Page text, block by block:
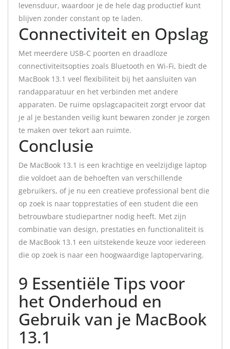
levensduur, waardoor je de hele dag productief kunt
blijven zonder constant op te laden.
Connectiviteit en Opslag
Met meerdere USB-C poorten en draadloze
connectiviteitsopties zoals Bluetooth en Wi-Fi, biedt de
MacBook 13.1 veel flexibiliteit bij het aansluiten van
randapparatuur en het verbinden met andere
apparaten. De ruime opslagcapaciteit zorgt ervoor dat
je al je bestanden veilig kunt bewaren zonder je zorgen
te maken over tekort aan ruimte.
Conclusie
De MacBook 13.1 is een krachtige en veelzijdige laptop
die voldoet aan de behoeften van verschillende
gebruikers, of je nu een creatieve professional bent die
op zoek is naar topprestaties of een student die een
betrouwbare studiepartner nodig heeft. Met zijn
combinatie van design, prestaties en functionaliteit is
de MacBook 13.1 een uitstekende keuze voor iedereen
die op zoek is naar een hoogwaardige laptopervaring.
9 Essentiële Tips voor
het Onderhoud en
Gebruik van je MacBook
13.1